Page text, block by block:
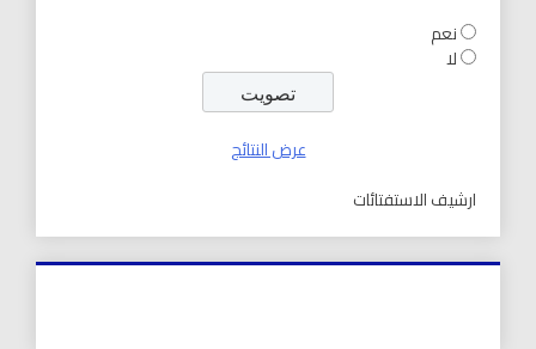
نعم
لا
عرض النتائج
ارشيف الاستفتائات